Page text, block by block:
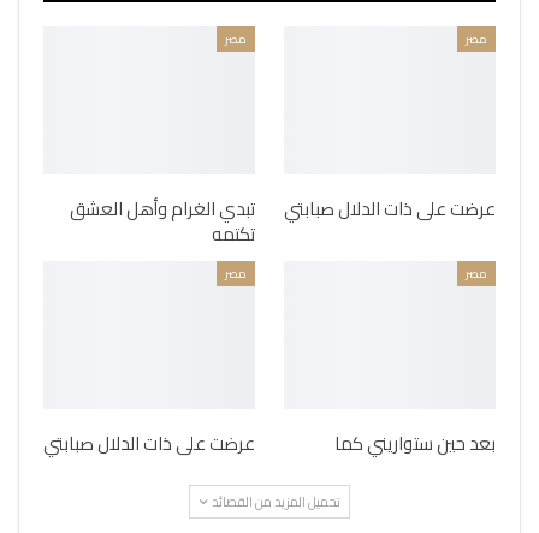
مصر
عرضت على ذات الدلال صبابتي
مصر
تبدي الغرام وأهل العشق
تكتمه
مصر
بعد حين ستواريني كما
مصر
عرضت على ذات الدلال صبابتي
تحميل المزيد من القصائد